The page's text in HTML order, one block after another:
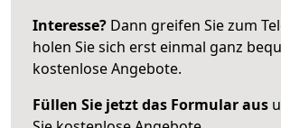
Interesse? Dann greifen Sie zum
holen Sie sich erst einmal ganz
kostenlose Angebote.
Füllen Sie jetzt das Formular aus